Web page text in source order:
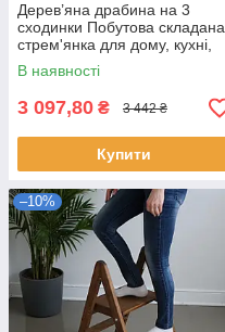
Дерев’яна драбина на 3
сходинки Побутова складана
стрем'янка для дому, кухні,
фотостудії побутові розкладні
Вестерн
В наявності
3 097,80 ₴ 3 442 ₴
Купити
–10%